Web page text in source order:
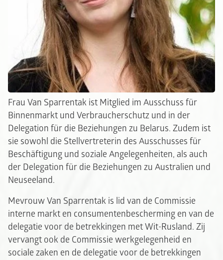
Frau Van Sparrentak ist Mitglied im Ausschuss für
Binnenmarkt und Verbraucherschutz und in der
Delegation für die Beziehungen zu Belarus. Zudem ist
sie sowohl die Stellvertreterin des Ausschusses für
Beschäftigung und soziale Angelegenheiten, als auch
der Delegation für die Beziehungen zu Australien und
Neuseeland.
Mevrouw Van Sparrentak is lid van de Commissie
interne markt en consumentenbescherming en van de
delegatie voor de betrekkingen met Wit-Rusland. Zij
vervangt ook de Commissie werkgelegenheid en
sociale zaken en de delegatie voor de betrekkingen